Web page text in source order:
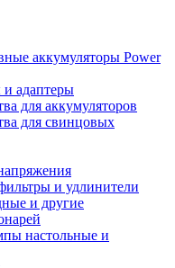
аккумуляторы Power
и адаптеры
для аккумуляторов
для свинцовых
и удлинители
и другие
настольные и